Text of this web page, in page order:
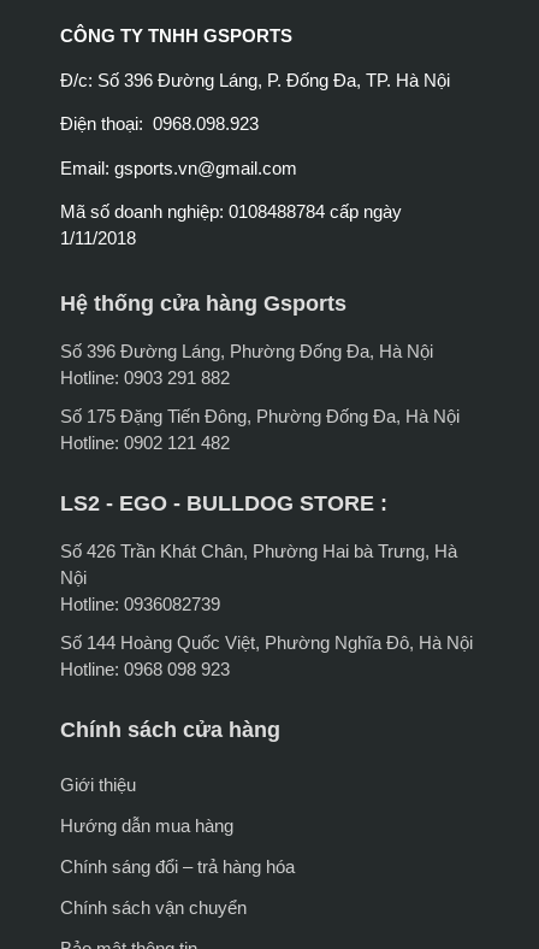
CÔNG TY TNHH GSPORTS
Đ/c: Số 396 Đường Láng, P. Đống Đa, TP. Hà Nội
Điện thoại: 0968.098.923
Email: gsports.vn@gmail.com
Mã số doanh nghiệp: 0108488784 cấp ngày
1/11/2018
Hệ thống cửa hàng Gsports
Số 396 Đường Láng, Phường Đống Đa, Hà Nội
Hotline: 0903 291 882
Số 175 Đặng Tiến Đông, Phường Đống Đa, Hà Nội
Hotline: 0902 121 482
LS2 - EGO - BULLDOG STORE :
Số 426 Trần Khát Chân, Phường Hai bà Trưng, Hà
Nội
Hotline: 0936082739
Số 144 Hoàng Quốc Việt, Phường Nghĩa Đô, Hà Nội
Hotline: 0968 098 923
Chính sách cửa hàng
Giới thiệu
Hướng dẫn mua hàng
Chính sáng đổi – trả hàng hóa
Chính sách vận chuyển